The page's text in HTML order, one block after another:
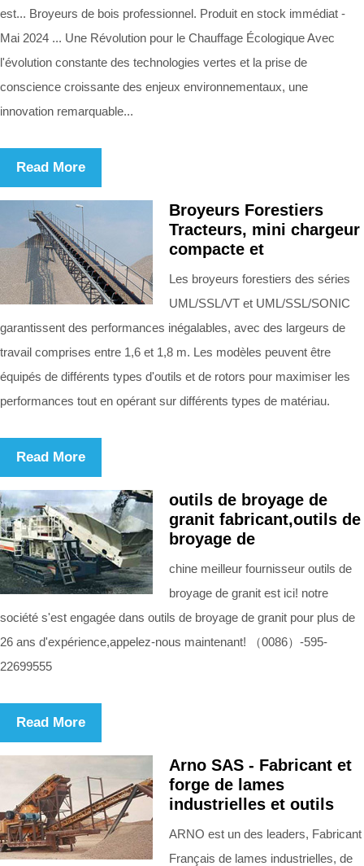
est... Broyeurs de bois professionnel. Produit en stock immédiat -
Mai 2024 ... Une Révolution pour le Chauffage Écologique Avec
l'évolution constante des technologies vertes et la prise de
conscience croissante des enjeux environnementaux, une
innovation remarquable...
Read More
Broyeurs Forestiers
Tracteurs, mini chargeur
compacte et
Les broyeurs forestiers des séries
UML/SSL/VT et UML/SSL/SONIC
garantissent des performances inégalables, avec des largeurs de
travail comprises entre 1,6 et 1,8 m. Les modèles peuvent être
équipés de différents types d'outils et de rotors pour maximiser les
performances tout en opérant sur différents types de matériau.
Read More
outils de broyage de
granit fabricant,outils de
broyage de
chine meilleur fournisseur outils de
broyage de granit est ici! notre
société s'est engagée dans outils de broyage de granit pour plus de
26 ans d'expérience,appelez-nous maintenant! （0086）-595-
22699555
Read More
Arno SAS - Fabricant et
forge de lames
industrielles et outils
ARNO est un des leaders, Fabricant
Français de lames industrielles, de